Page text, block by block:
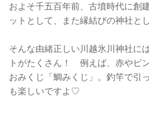
およそ千五百年前、古墳時代に創
ットとして、また縁結びの神社と
そんな由緒正しい川越氷川神社に
トがたくさん！ 例えば、赤やピ
おみくじ「鯛みくじ」。釣竿で引
も楽しいですよ♡